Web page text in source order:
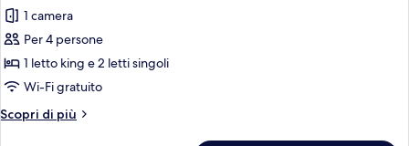
alla
spiaggia
(Enclave)
per
Suite,
letti
multipli,
fronte
1 camera
Per 4 persone
1 letto king e 2 letti singoli
Wi-Fi gratuito
Scopri di più
Altri